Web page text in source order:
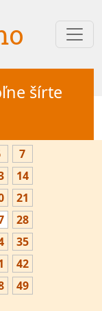
šírte
7
14
21
28
35
42
49